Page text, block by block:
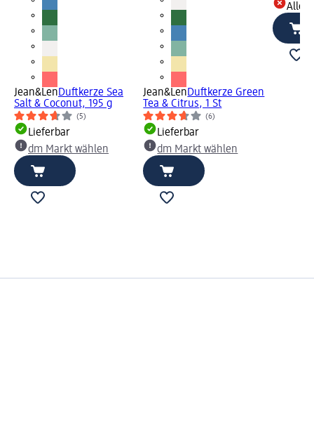
Jean&LenDuftkerze Sea
Salt & Coconut, 195 g
(5)
Lieferbar
dm Markt wählen
Jean&LenDuftkerze Green
Tea & Citrus, 1 St
(6)
Lieferbar
dm Markt wählen
Alle